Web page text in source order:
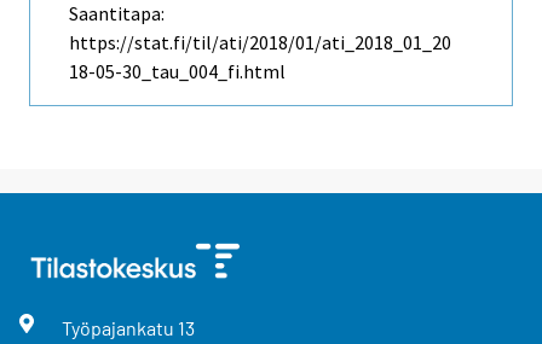
Saantitapa:
https://stat.fi/til/ati/2018/01/ati_2018_01_20
18-05-30_tau_004_fi.html
Työpajankatu 13